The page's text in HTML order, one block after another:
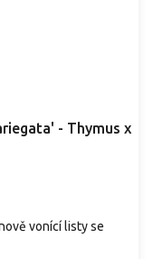
- Thymus x
vonící listy se